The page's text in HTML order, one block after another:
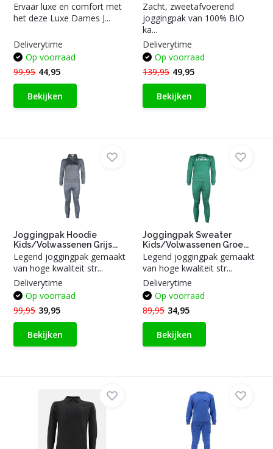
Ervaar luxe en comfort met
het deze Luxe Dames J...
Deliverytime
Op voorraad
99,95 44,95
Bekijken
Zacht, zweetafvoerend
joggingpak van 100% BIO
ka...
Deliverytime
Op voorraad
139,95 49,95
Bekijken
Joggingpak Hoodie
Kids/Volwassenen Grijs...
Legend joggingpak gemaakt
van hoge kwaliteit str...
Deliverytime
Op voorraad
99,95 39,95
Bekijken
Joggingpak Sweater
Kids/Volwassenen Groe...
Legend joggingpak gemaakt
van hoge kwaliteit str...
Deliverytime
Op voorraad
89,95 34,95
Bekijken